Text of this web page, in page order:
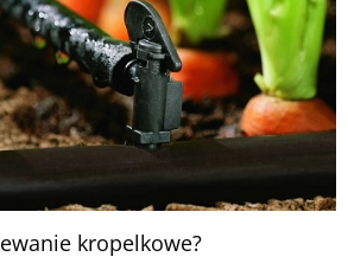
kropelkowe?